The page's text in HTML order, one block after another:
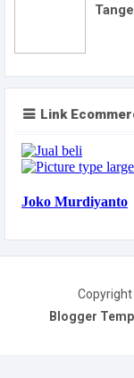
Link
Blogger